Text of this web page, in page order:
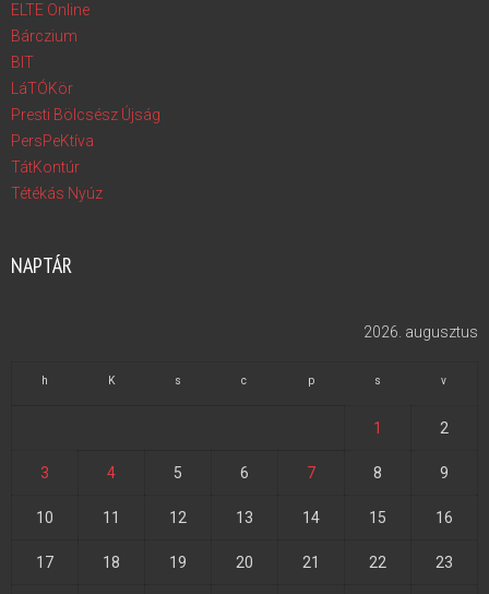
ELTE Online
Bárczium
BIT
LáTÓKör
Presti Bölcsész Újság
PersPeKtíva
TátKontúr
Tétékás Nyúz
NAPTÁR
2026. augusztus
h K s c p s v
1 2
3 4 5 6 7 8 9
10 11 12 13 14 15 16
17 18 19 20 21 22 23